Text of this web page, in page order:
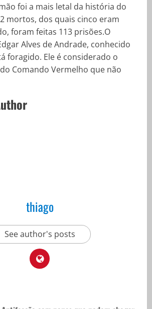
foi a mais letal da história do
mortos, dos quais cinco eram
foram feitas 113 prisões.O
Alves de Andrade, conhecido
foragido. Ele é considerado o
Comando Vermelho que não
thiago
See author's posts